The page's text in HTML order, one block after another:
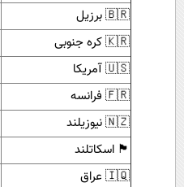
🇧🇷 برزیل
🇰🇷 کره جنوبی
🇺🇸 آمریکا
🇫🇷 فرانسه
🇳🇿 نیوزیلند
🏴 اسکاتلند
🇮🇶 عراق